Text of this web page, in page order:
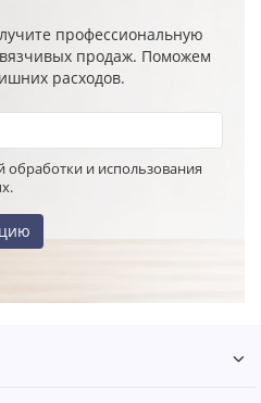
профессиональную
продаж. Поможем
расходов.
обработки и использования